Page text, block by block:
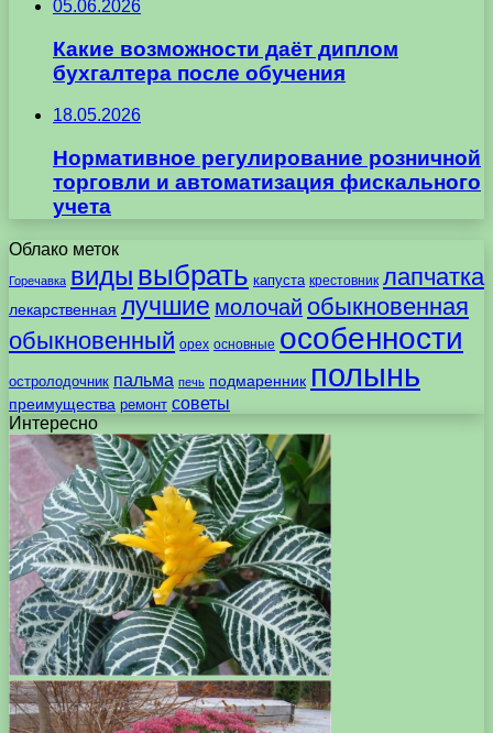
05.06.2026
Какие возможности даёт диплом
бухгалтера после обучения
18.05.2026
Нормативное регулирование розничной
торговли и автоматизация фискального
учета
Облако меток
Горечавка виды выбрать капуста крестовник лапчатка
лекарственная лучшие молочай обыкновенная
обыкновенный орех основные особенности
остролодочник пальма печь подмаренник полынь
преимущества ремонт советы
Интересно